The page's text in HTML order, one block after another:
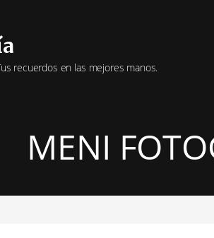
recuerdos en las mejores manos.
MENI